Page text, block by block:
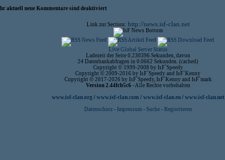
aktuell neue Kommentare sind deaktiviert
Link zur Section: http://news.isf-clan.net
Live Global Server Status
Ladezeit der Seite 0.230396 Sekunden, davon
24 Datenbankabfragen in 0.0662 Sekunden. (cached)
Copyright © 1999-2008 by IsF`Speedy
Copyright © 2009-2016 by IsF`Speedy and IsF`Kenny
Copyright © 2017-2026 by IsF`Speedy, IsF`Kenny and IsF`mark
Version 2.44fcb5c6 - Alle Rechte vorbehalten
www.isf-clan.org / www.isf-clan.com / www.isf-clan.eu/ www.isf-clan.net
Datenschutz - Impressum- Suche- Registrieren